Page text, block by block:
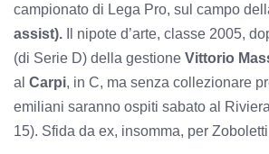
campionato di Lega Pro, sul campo
assist).
Il nipote d’arte, classe 2005,
(di Serie D) della gestione Vittorio
al Carpi, in C, ma senza collezionare
emiliani saranno ospiti sabato al
15). Sfida da ex, insomma, per